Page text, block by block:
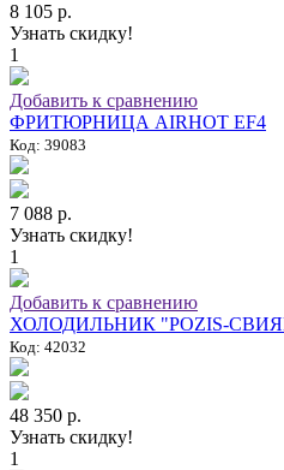
8 105 р.
Узнать скидку!
1
Добавить к сравнению
ФРИТЮРНИЦА AIRHOT EF4
Код: 39083
7 088 р.
Узнать скидку!
1
Добавить к сравнению
ХОЛОДИЛЬНИК "POZIS-
Код: 42032
48 350 р.
Узнать скидку!
1